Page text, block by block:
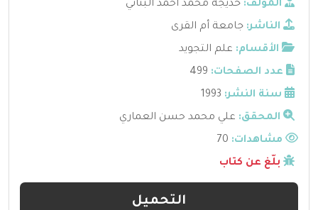
المؤلف: خديجة محمد أحمد البنّاني
الناشر: جامعة أم القرى
الأقسام: علم التجويد
عدد الصفحات: 499
سنة النشر: 1993
المحقق: علي محمد حسن العماري
مشاهدات:
بلّغ عن كتاب
التحميل